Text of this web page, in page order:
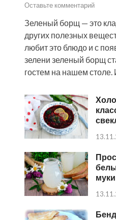
Оставьте комментарий
Зеленый борщ — это
других полезных
любит это блюдо и с
зелени зеленый борщ
гостем на нашем
муки